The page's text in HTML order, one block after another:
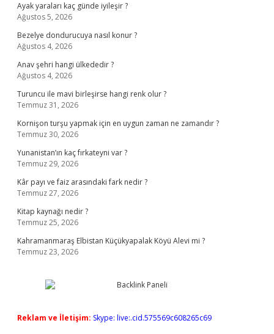
Ayak yaraları kaç günde iyileşir ?
Ağustos 5, 2026
Bezelye dondurucuya nasıl konur ?
Ağustos 4, 2026
Anav şehri hangi ülkededir ?
Ağustos 4, 2026
Turuncu ile mavi birleşirse hangi renk olur ?
Temmuz 31, 2026
Kornişon turşu yapmak için en uygun zaman ne zamandır ?
Temmuz 30, 2026
Yunanistan’ın kaç fırkateyni var ?
Temmuz 29, 2026
Kâr payı ve faiz arasındaki fark nedir ?
Temmuz 27, 2026
Kitap kaynağı nedir ?
Temmuz 25, 2026
Kahramanmaraş Elbistan Küçükyapalak Köyü Alevi mi ?
Temmuz 23, 2026
Reklam ve İletişim: Skype: live:.cid.575569c608265c69